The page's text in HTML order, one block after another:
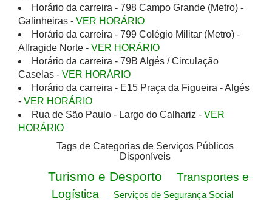
Horário da carreira - 798 Campo Grande (Metro) -
Galinheiras - VER HORÁRIO
Horário da carreira - 799 Colégio Militar (Metro) -
Alfragide Norte - VER HORÁRIO
Horário da carreira - 79B Algés / Circulação
Caselas - VER HORÁRIO
Horário da carreira - E15 Praça da Figueira - Algés
- VER HORÁRIO
Rua de São Paulo - Largo do Calhariz - VER
HORÁRIO
Tags de Categorias de Serviços Públicos
Disponíveis
Turismo e Desporto
Transportes e
Logística
Serviços de Segurança Social